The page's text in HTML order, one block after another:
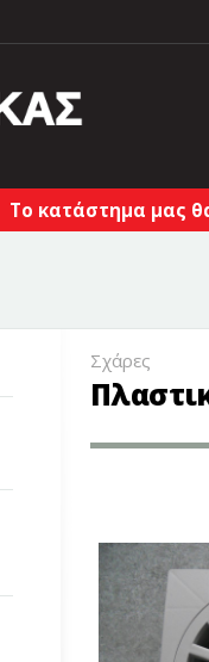
Το κατάστημα μας
Σχάρες